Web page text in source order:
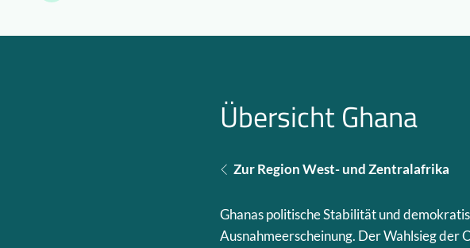
Übersicht Ghana
Zur Region West- und Zentralafrika
Ghanas politische Stabilität und
Ausnahmeerscheinung. Der Wahlsieg der